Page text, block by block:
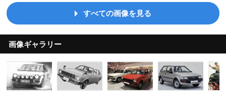
すべての画像を見る
画像ギャラリー